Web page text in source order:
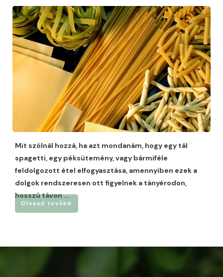
Mit szólnál hozzá, ha azt mondanám, hogy egy tál
spagetti, egy péksütemény, vagy bármiféle
feldolgozott étel elfogyasztása, amennyiben ezek a
dolgok rendszeresen ott figyelnek a tányérodon,
hosszú távon...
Olvasd tovább